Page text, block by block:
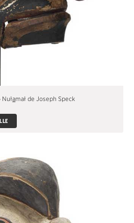
MATÉRIAUX
MÂT TOTÉMIQUE
ENGLISH
amał de Joseph Speck